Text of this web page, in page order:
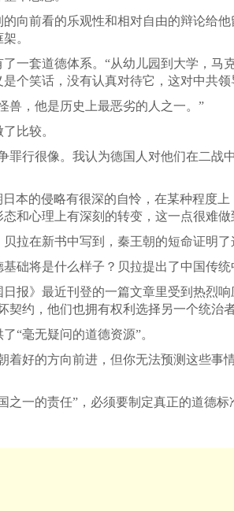
向前看的乐观性和相对自由的辩论给
。
一套道德体系。“从幼儿园到大学，
个笑话，没有认真对待它，这对中共
兽，他是历史上最恶劣的人之一。”
比较。
罪行很像。我认为德国人对他们在二
本的侵略有很深的自怜，在某种程度
和心理上有深刻的转变，这一点很难做
拉在新书中写到，秦王朝的短命证明
础将是什么样子？贝拉提出了中国传
报》最近刊登的一篇文章里受到热烈
契约，他们也拥有权利选择另一个统治
“毫无疑问的道德资源”。
着好的方向前进，但你无法预测这些
一的责任”，必须要制定真正的道德标